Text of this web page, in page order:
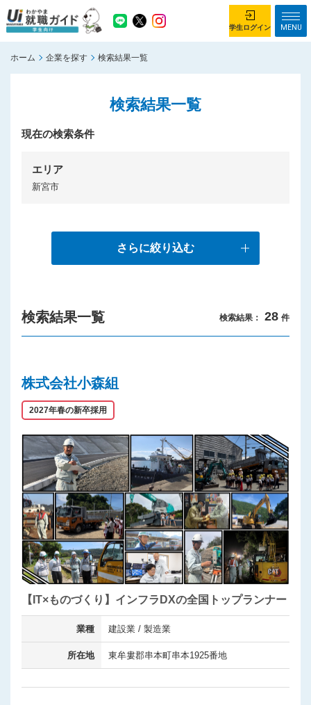
企業を探す
がっつり就業体験コース
お知らせ
ちょこっと仕事体験コース トップ
利用規約
学生ログイン MENU
ホーム 企業を探す 検索結果一覧
検索結果一覧
現在の検索条件
エリア
新宮市
さらに絞り込む
検索結果一覧 検索結果： 28 件
株式会社小森組
2027年春の新卒採用
【IT×ものづくり】インフラDXの全国トップランナー
業種 建設業 / 製造業
所在地 東牟婁郡串本町串本1925番地